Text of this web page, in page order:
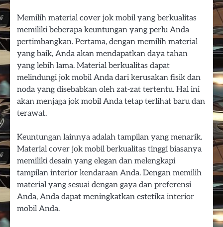
Memilih material cover jok mobil yang berkualitas
memiliki beberapa keuntungan yang perlu Anda
pertimbangkan. Pertama, dengan memilih material
yang baik, Anda akan mendapatkan daya tahan
yang lebih lama. Material berkualitas dapat
melindungi jok mobil Anda dari kerusakan fisik dan
noda yang disebabkan oleh zat-zat tertentu. Hal ini
akan menjaga jok mobil Anda tetap terlihat baru dan
terawat.
Keuntungan lainnya adalah tampilan yang menarik.
Material cover jok mobil berkualitas tinggi biasanya
memiliki desain yang elegan dan melengkapi
tampilan interior kendaraan Anda. Dengan memilih
material yang sesuai dengan gaya dan preferensi
Anda, Anda dapat meningkatkan estetika interior
mobil Anda.